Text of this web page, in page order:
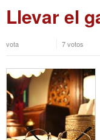
Llevar el
vota 7 votos